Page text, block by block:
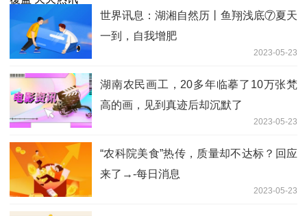
世界讯息：湖湘自然历丨鱼翔浅底⑦夏天
一到，自我增肥
2023-05-23
湖南农民画工，20多年临摹了10万张梵
高的画，见到真迹后却沉默了
2023-05-23
“农科院美食”热传，质量却不达标？回应
来了→-每日消息
2023-05-23